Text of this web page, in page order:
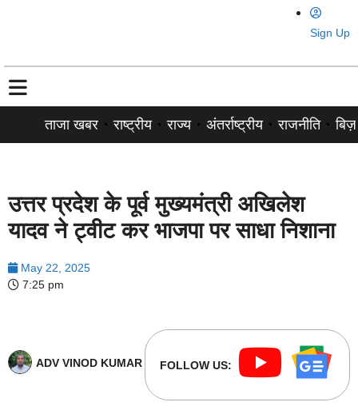
Sign Up
ताजा खबर राष्ट्रीय राज्य अंतर्राष्ट्रीय राजनीति
उत्तर प्रदेश के पूर्व मुख्यमंत्री अखिलेश
यादव ने ट्वीट कर भाजपा पर साधा निशाना
May 22, 2025
7:25 pm
ADV VINOD KUMAR FOLLOW US: